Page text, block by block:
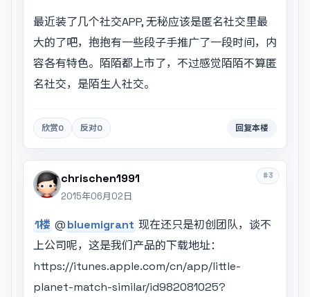
最近装了几个社交APP, 无秘应该是匿名社交里最
大的了吧，抱抱有一些段子手推广了一段时间，内
容各有特色。陌陌都上市了，不过感觉陌陌不算匿
名社交，是陌生人社交。
欣赏0 反对0 回复本楼
#3
chrischen1991
2015年06月02日
1楼 @bluemigrant 现在还只是初创团队，谈不
上公司呢，这是我们产品的下载地址：
https://itunes.apple.com/cn/app/little-
planet-match-similar/id982081025?